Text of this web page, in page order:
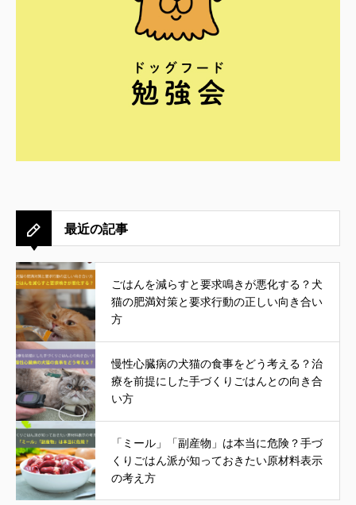
最近の記事
ごはんを減らすと要求鳴きが悪化する？犬
猫の肥満対策と要求行動の正しい向き合い
方
慢性心臓病の犬猫の食事をどう考える？治
療を前提にした手づくりごはんとの向き合
い方
「ミール」「副産物」は本当に危険？手づ
くりごはん派が知っておきたい原材料表示
の考え方